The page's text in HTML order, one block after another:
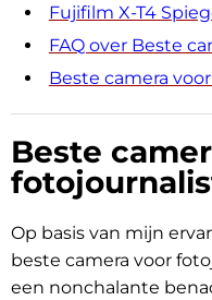
Fujifilm X-T4
FAQ over Beste
Beste camera
Beste
Op basis van mijn
beste camera voor
een nonchalante